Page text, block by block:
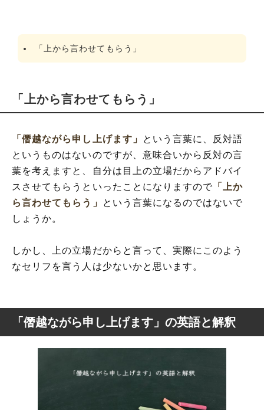
「上から言わせてもらう」
「上から言わせてもらう」
「僭越ながら申し上げます」
という言葉に、反対語
というものはないのですが、意味合いから反対の言
葉を考えますと、自分は目上の立場だからアドバイ
スさせてもらうといったことになりますので 「上か
ら言わせてもらう」
という言葉になるのではないで
しょうか。
しかし、上の立場だからと言って、実際にこのよう
なセリフを言う人は少ないかと思います。
「僭越ながら申し上げます」の英語と解釈